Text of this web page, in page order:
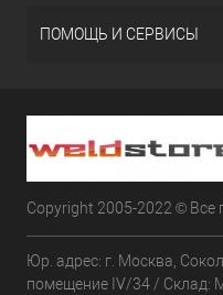
ПОМОЩЬ И СЕРВИСЫ
Copyright 2005-2022 © Все
Юр. адрес: г. Москва,
помещение IV/34 / Склад: